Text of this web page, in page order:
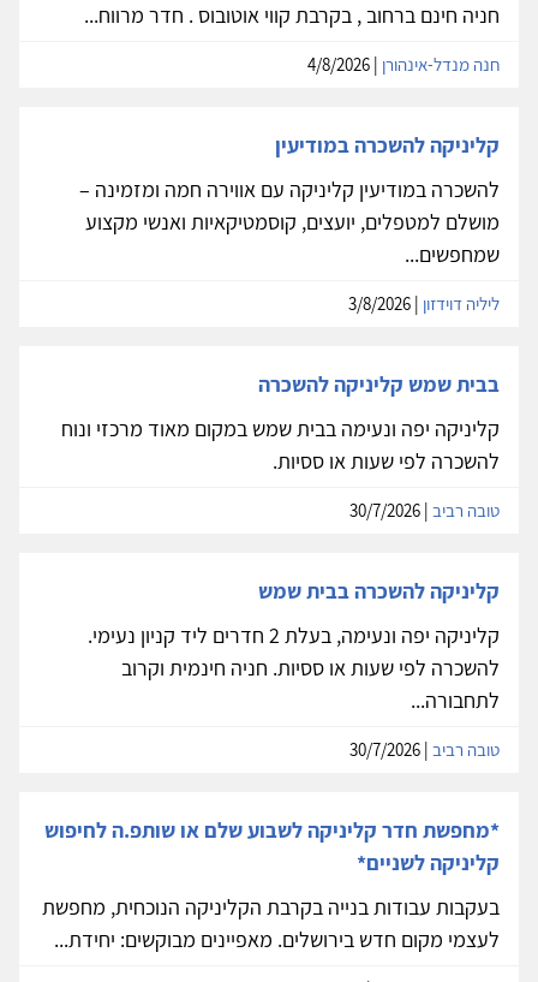
חניה חינם ברחוב , בקרבת קווי אוטובוס . חדר מרווח...
חנה מנדל-אינהורן
קליניקה להשכרה במודיעין
להשכרה במודיעין קליניקה עם אווירה חמה ומזמינה –
מושלם למטפלים, יועצים, קוסמטיקאיות ואנשי מקצוע
שמחפשים...
ליליה דוידזון
בבית שמש קליניקה להשכרה
קליניקה יפה ונעימה בבית שמש במקום מאוד מרכזי ונוח
להשכרה לפי שעות או ססיות.
טובה רביב
קליניקה להשכרה בבית שמש
קליניקה יפה ונעימה, בעלת 2 חדרים ליד קניון נעימי.
להשכרה לפי שעות או ססיות. חניה חינמית וקרוב
לתחבורה...
טובה רביב
*מחפשת חדר קליניקה לשבוע שלם או שותפ.ה לחיפוש
קליניקה לשניים*
בעקבות עבודות בנייה בקרבת הקליניקה הנוכחית, מחפשת
לעצמי מקום חדש בירושלים. מאפיינים מבוקשים: יחידת...